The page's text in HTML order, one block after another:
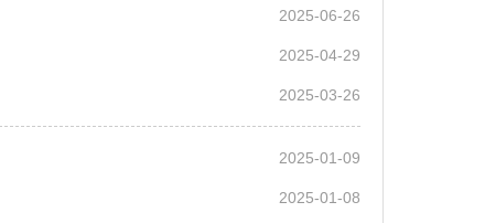
2025-06-26
2025-04-29
2025-03-26
2025-01-09
2025-01-08